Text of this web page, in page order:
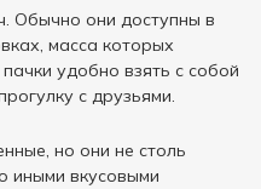
Обычно они доступны в
масса которых
удобно взять с собой
с друзьями.
но они не столь
иными вкусовыми